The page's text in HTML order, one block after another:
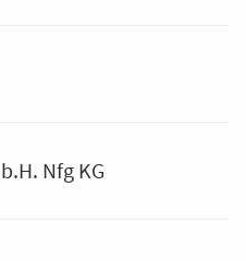
Nfg KG